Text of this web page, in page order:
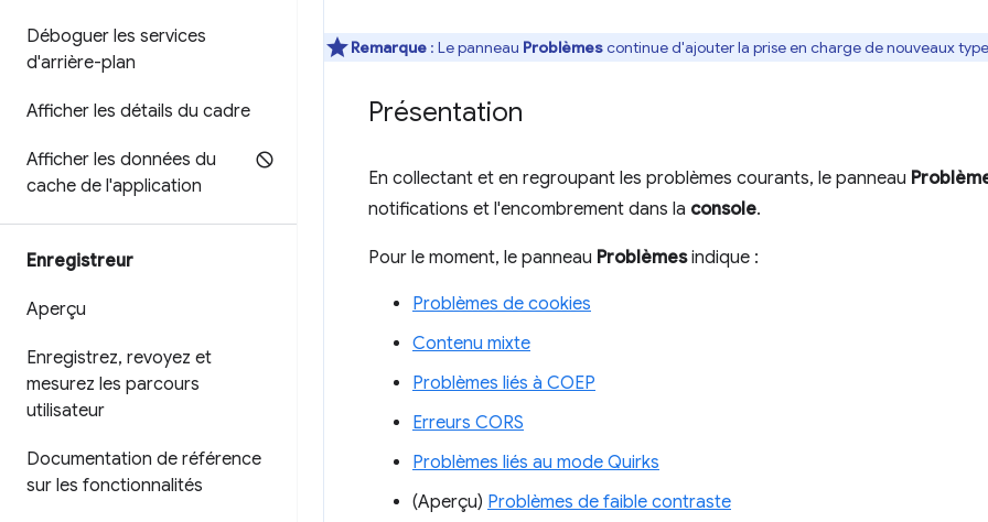
Déboguer les services
d'arrière-plan
Afficher les détails du cadre
Afficher les données du
cache de l'application
Enregistreur
Aperçu
Enregistrez, revoyez et
mesurez les parcours
utilisateur
Documentation de référence
sur les fonctionnalités
Remarque : Le panneau Problèmescontinue d'ajouter la prise en charge de nouveaux
Présentation
En collectant et en regroupant les problèmes courants, le panneau
notifications et l'encombrement dans la console.
Pour le moment, le panneau Problèmesindique :
Problèmes de cookies
Contenu mixte
Problèmes liés à COEP
Erreurs CORS
Problèmes liés au mode Quirks
(Aperçu) Problèmes de faible contraste